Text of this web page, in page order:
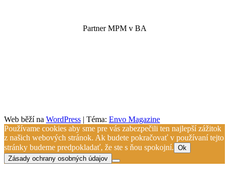
Partner MPM v BA
Web běží na WordPress | Téma: Envo Magazine
Používame cookies aby sme pre vás zabezpečili ten najlepší zážitok
z našich webových stránok. Ak budete pokračovať v používaní tejto
stránky budeme predpokladať, že ste s ňou spokojní. Ok
Zásady ochrany osobných údajov